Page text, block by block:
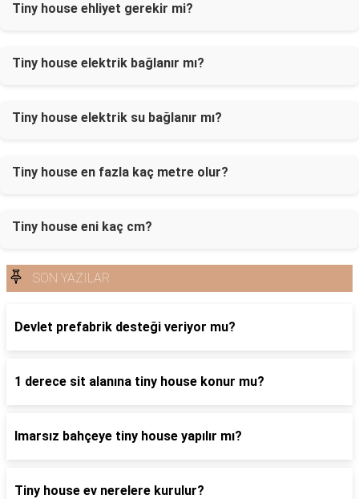
Tiny house ehliyet gerekir mi?
Tiny house elektrik bağlanır mı?
Tiny house elektrik su bağlanır mı?
Tiny house en fazla kaç metre olur?
Tiny house eni kaç cm?
SON YAZILAR
Devlet prefabrik desteği veriyor mu?
1 derece sit alanına tiny house konur mu?
Imarsız bahçeye tiny house yapılır mı?
Tiny house ev nerelere kurulur?